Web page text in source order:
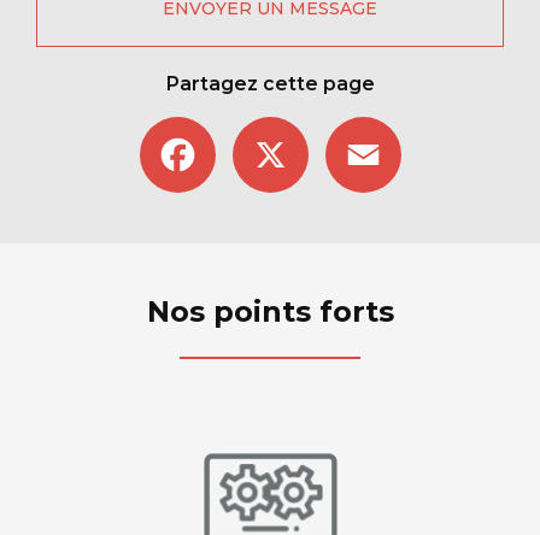
ENVOYER UN MESSAGE
Partagez cette page
Facebook
Nos points forts